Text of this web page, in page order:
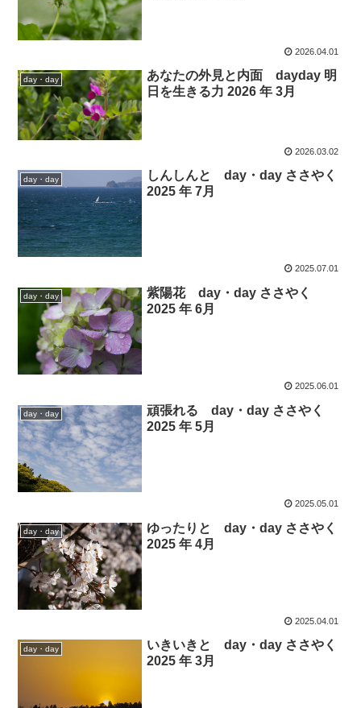
2026.04.01
day・day
あなたの外見と内面 dayday 明
日を生きる力 2026 年 3月
2026.03.02
day・day
しんしんと day・day ささやく
2025 年 7月
2025.07.01
day・day
紫陽花 day・day ささやく
2025 年 6月
2025.06.01
day・day
頑張れる day・day ささやく
2025 年 5月
2025.05.01
day・day
ゆったりと day・day ささやく
2025 年 4月
2025.04.01
day・day
いきいきと day・day ささやく
2025 年 3月